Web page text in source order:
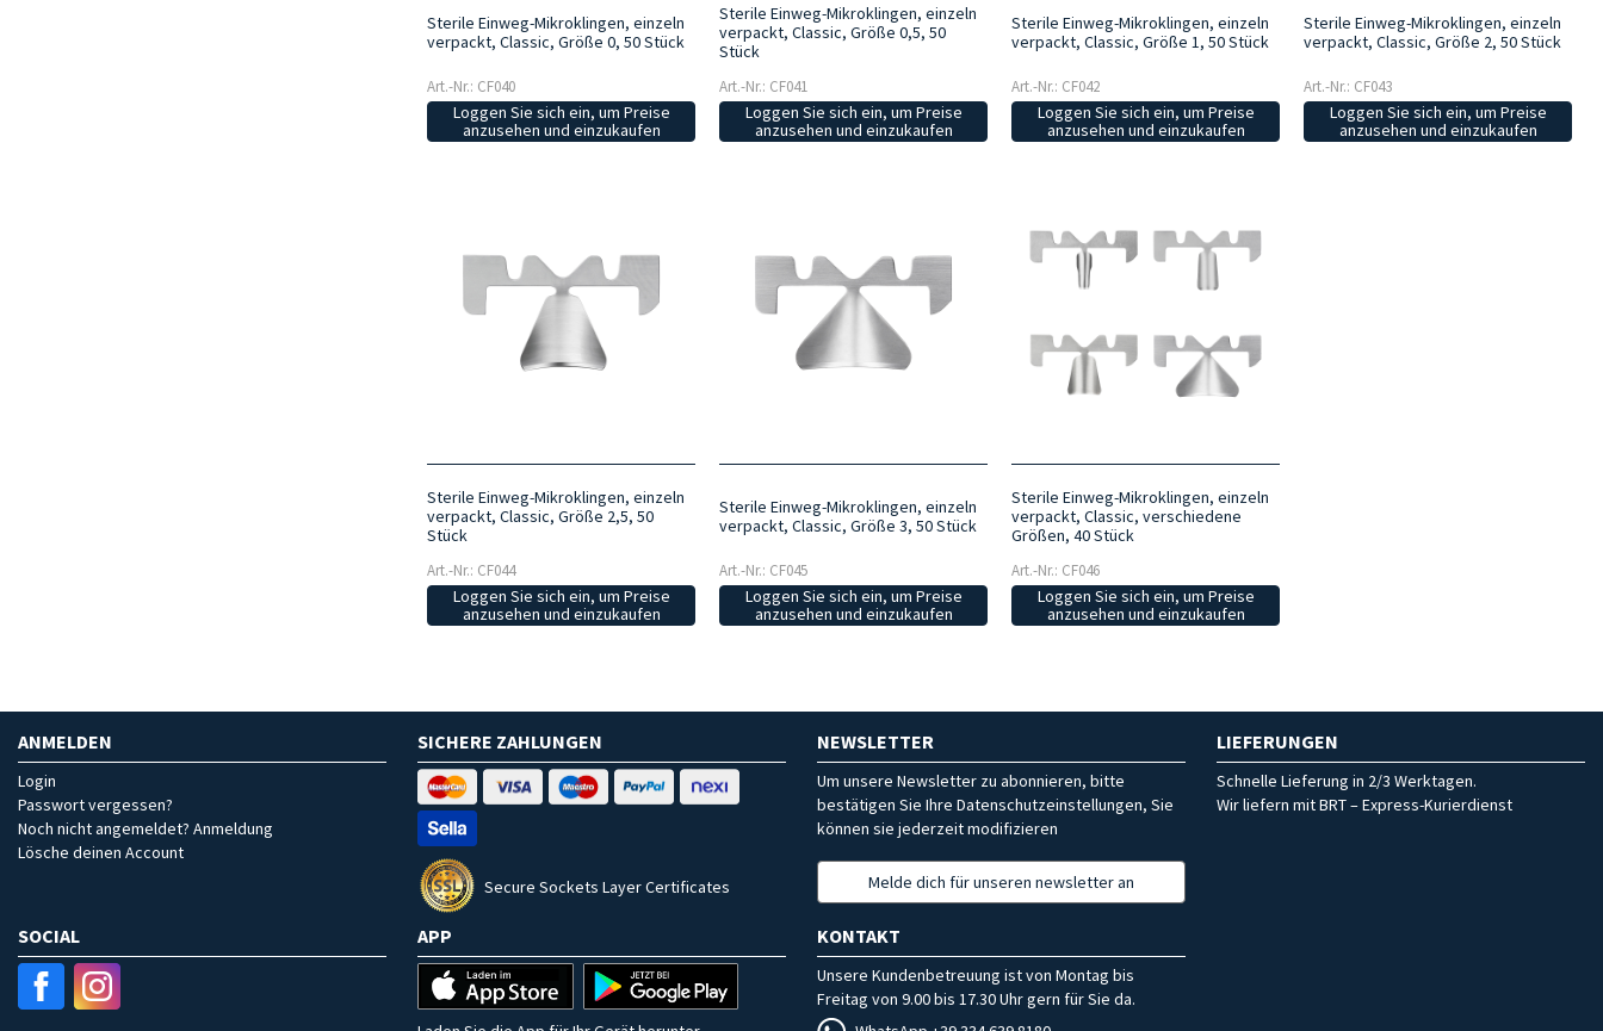
Sterile Einweg-Mikroklingen, einzeln
verpackt, Classic, Größe 0, 50 Stück
Art.-Nr.: CF040
Loggen Sie sich ein, um Preise
anzusehen und einzukaufen
Sterile Einweg-Mikroklingen, einzeln
verpackt, Classic, Größe 0,5, 50
Stück
Art.-Nr.: CF041
Loggen Sie sich ein, um Preise
anzusehen und einzukaufen
Sterile Einweg-Mikroklingen, einzeln
verpackt, Classic, Größe 1, 50 Stück
Art.-Nr.: CF042
Loggen Sie sich ein, um Preise
anzusehen und einzukaufen
Sterile Einweg-Mikroklingen, einzeln
verpackt, Classic, Größe 2, 50 Stück
Art.-Nr.: CF043
Loggen Sie sich ein, um Preise
anzusehen und einzukaufen
Sterile Einweg-Mikroklingen, einzeln
verpackt, Classic, Größe 2,5, 50
Stück
Art.-Nr.: CF044
Loggen Sie sich ein, um Preise
anzusehen und einzukaufen
Sterile Einweg-Mikroklingen, einzeln
verpackt, Classic, Größe 3, 50 Stück
Art.-Nr.: CF045
Loggen Sie sich ein, um Preise
anzusehen und einzukaufen
Sterile Einweg-Mikroklingen, einzeln
verpackt, Classic, verschiedene
Größen, 40 Stück
Art.-Nr.: CF046
Loggen Sie sich ein, um Preise
anzusehen und einzukaufen
ANMELDEN
Login
Passwort vergessen?
Noch nicht angemeldet? Anmeldung
Lösche deinen Account
SICHERE ZAHLUNGEN
Secure Sockets Layer Certificates
NEWSLETTER
Um unsere Newsletter zu abonnieren, bitte
bestätigen Sie Ihre Datenschutzeinstellungen, Sie
können sie jederzeit modifizieren
Melde dich für unseren newsletter an
LIEFERUNGEN
Schnelle Lieferung in 2/3 Werktagen.
Wir liefern mit BRT – Express-Kurierdienst
SOCIAL APP KONTAKT
Unsere Kundenbetreuung ist von Montag bis
Freitag von 9.00 bis 17.30 Uhr gern für Sie da.